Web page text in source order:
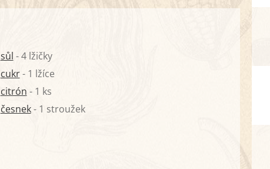
sůl - 4 lžičky
cukr- 1 lžíce
citrón - 1 ks
česnek- 1 stroužek